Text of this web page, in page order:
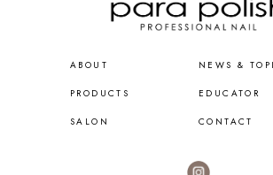
ABOUT NEWS &
PRODUCTS EDUCATOR
SALON CONTACT